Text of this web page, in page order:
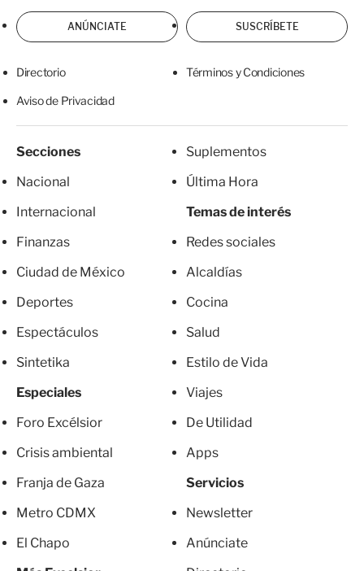
ANÚNCIATE SUSCRÍBETE
Directorio Términos y Condiciones
Aviso de Privacidad
Secciones
Nacional
Internacional
Finanzas
Ciudad de México
Deportes
Espectáculos
Sintetika
Especiales
Foro Excélsior
Crisis ambiental
Franja de Gaza
Metro CDMX
El Chapo
Suplementos
Última Hora
Temas de interés
Redes sociales
Alcaldías
Cocina
Salud
Estilo de Vida
Viajes
De Utilidad
Apps
Servicios
Newsletter
Anúnciate